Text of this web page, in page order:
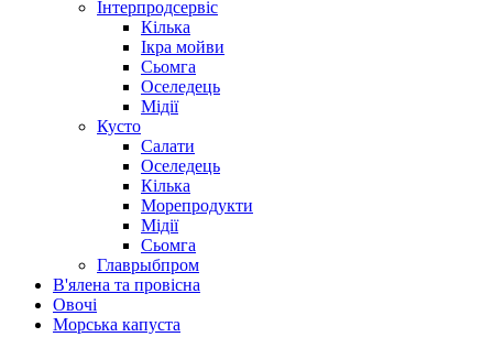
Інтерпродсервіс
Кілька
Ікра мойви
Сьомга
Оселедець
Мідії
Кусто
Салати
Оселедець
Кілька
Морепродукти
Мідії
Сьомга
Главрыбпром
В'ялена та провісна
Овочі
Морська капуста